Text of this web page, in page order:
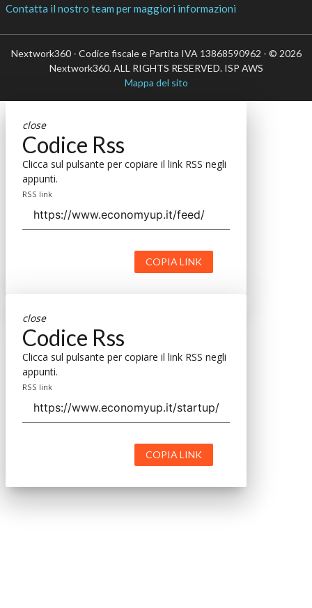
Contatta il nostro team per maggiori informazioni
Nextwork360 - Codice fiscale e Partita IVA 13868590962 - © 2026
Nextwork360. ALL RIGHTS RESERVED. ISP AWS
Mappa del sito
close
Codice Rss
Clicca sul pulsante per copiare il link RSS negli
appunti.
RSS link
COPIA LINK
close
Codice Rss
Clicca sul pulsante per copiare il link RSS negli
appunti.
RSS link
COPIA LINK